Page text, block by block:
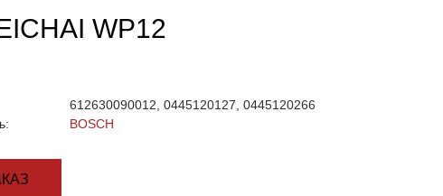
WP12
612630090012, 0445120127, 0445120266
BOSCH